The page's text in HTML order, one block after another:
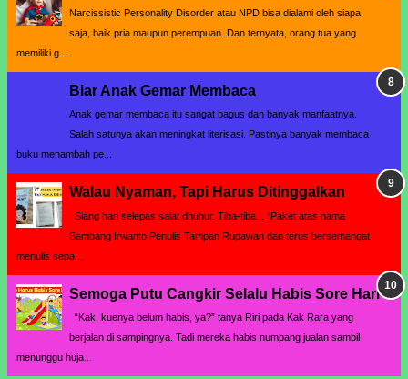
Narcissistic Personality Disorder atau NPD bisa dialami oleh siapa
saja, baik pria maupun perempuan. Dan ternyata, orang tua yang
memiliki g...
Biar Anak Gemar Membaca
Anak gemar membaca itu sangat bagus dan banyak manfaatnya.
Salah satunya akan meningkat literisasi. Pastinya banyak membaca
buku menambah pe...
Walau Nyaman, Tapi Harus Ditinggalkan
Siang hari selepas salat dhuhur. Tiba-tiba... “Paket atas nama
Bambang Irwanto Penulis Tampan Rupawan dan terus bersemangat
menulis sepa...
Semoga Putu Cangkir Selalu Habis Sore Hari
“Kak, kuenya belum habis, ya?” tanya Riri pada Kak Rara yang
berjalan di sampingnya. Tadi mereka habis numpang jualan sambil
menunggu huja...